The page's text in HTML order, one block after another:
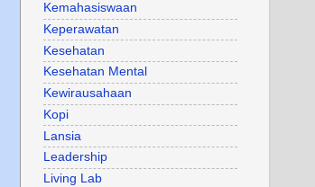
Kemahasiswaan
Keperawatan
Kesehatan
Kesehatan Mental
Kewirausahaan
Kopi
Lansia
Leadership
Living Lab